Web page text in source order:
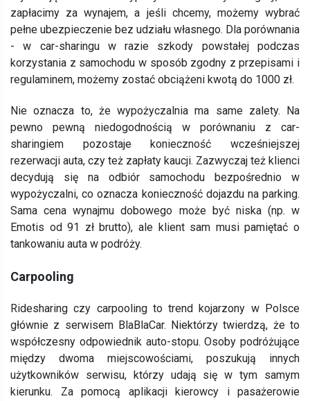
zapłacimy za wynajem, a jeśli chcemy, możemy wybrać
pełne ubezpieczenie bez udziału własnego. Dla porównania
- w car-sharingu w razie szkody powstałej podczas
korzystania z samochodu w sposób zgodny z przepisami i
regulaminem, możemy zostać obciążeni kwotą do 1000 zł.
Nie oznacza to, że wypożyczalnia ma same zalety. Na
pewno pewną niedogodnością w porównaniu z car-
sharingiem pozostaje konieczność wcześniejszej
rezerwacji auta, czy też zapłaty kaucji. Zazwyczaj też klienci
decydują się na odbiór samochodu bezpośrednio w
wypożyczalni, co oznacza konieczność dojazdu na parking.
Sama cena wynajmu dobowego może być niska (np. w
Emotis od 91 zł brutto), ale klient sam musi pamiętać o
tankowaniu auta w podróży.
Carpooling
Ridesharing czy carpooling to trend kojarzony w Polsce
głównie z serwisem BlaBlaCar. Niektórzy twierdzą, że to
współczesny odpowiednik auto-stopu. Osoby podróżujące
między dwoma miejscowościami, poszukują innych
użytkowników serwisu, którzy udają się w tym samym
kierunku. Za pomocą aplikacji kierowcy i pasażerowie